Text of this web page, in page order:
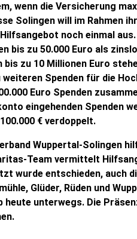
wenn die Versicherung
Solingen will im Rahmen
noch einmal
bis zu 50.000 Euro als
bis zu 10 Millionen Euro
Spenden für die
Euro Spenden
eingehenden Spenden
€ verdoppelt.
Wuppertal-Solingen
Team vermittelt
wurde entschieden, auch
Glüder, Rüden und
heute unterwegs. Die